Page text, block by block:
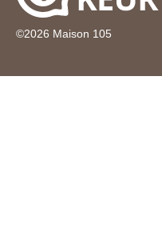
©2026 Maison 105